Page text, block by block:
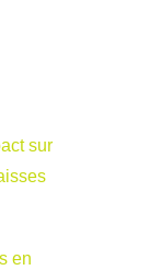
sur
en